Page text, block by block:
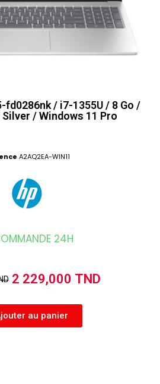
fd0286nk / i7-1355U / 8 Go /
Silver / Windows 11 Pro
A2AQ2EA-WIN11
24H
2 229,000 TND
au panier